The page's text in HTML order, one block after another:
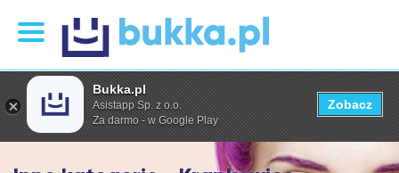
Bukka.pl
Asistapp Sp. z o.o.
Za darmo - w Google Play
Zobacz